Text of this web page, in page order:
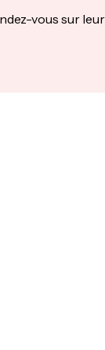
vous sur